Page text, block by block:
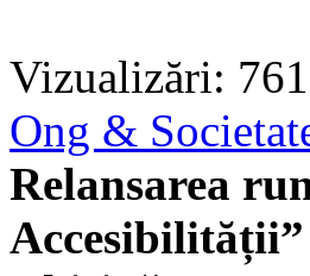
Vizualizări:
Ong &
Relansarea